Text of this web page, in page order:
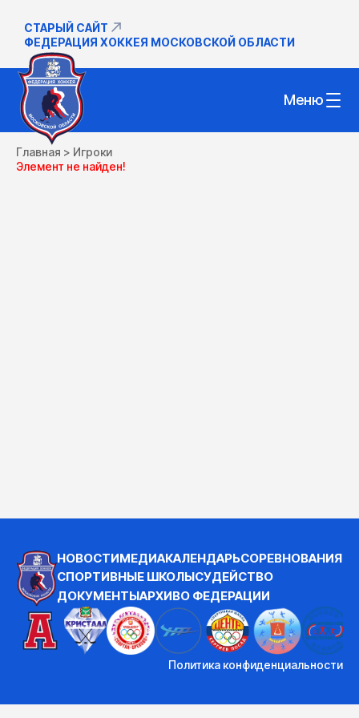
СТАРЫЙ САЙТ
ФЕДЕРАЦИЯ ХОККЕЯ МОСКОВСКОЙ ОБЛАСТИ
Меню
Главная > Игроки
Элемент не найден!
НОВОСТИМЕДИАКАЛЕНДАРЬСОРЕВНОВАНИЯ
СПОРТИВНЫЕ ШКОЛЫСУДЕЙСТВО
ДОКУМЕНТЫАРХИВО ФЕДЕРАЦИИ
Политика конфиденциальности